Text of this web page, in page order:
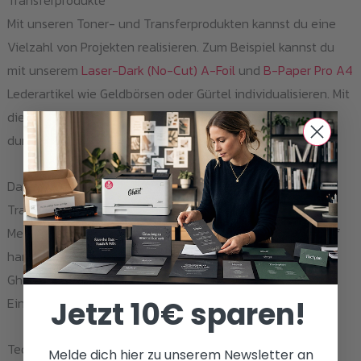
Mit unseren Toner- und Transferprodukten kannst du eine
Vielzahl von Projekten realisieren. Zum Beispiel kannst du
mit unserem Laser-Dark (No-Cut) A-Foilund B-Paper Pro A4
Lederartikel wie Geldbörsen oder Gürtel individualisieren. Mit
diesen Produkten kannst du auch individuelle Designs auf
dunkle T-Shirts übertragen.
Darüber hinaus kannst du mit unserem
Multitrans A4
Transferpapier tolle Produkte wie Tassen, Flaschen oder
Metallschilder gestalten. Es ermöglicht die Übertragung auf
harte Materialien und bietet in Kombination mit unserem
Ghost White Toner hervorragende Druckergebnisse ohne
Einschränkungen.
Technische Daten und Eigenschaften
Jetzt 10€ sparen!
Melde dich hier zu unserem Newsletter an